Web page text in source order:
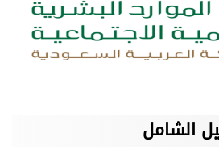
الشامل